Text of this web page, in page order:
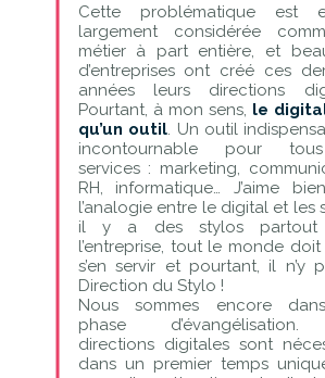
Cette problématique est
largement considérée
métier à part entière, et
d’entreprises ont créé ces
années leurs directions
Pourtant, à mon sens, le
qu’un outil. Un outil
incontournable pour
services : marketing,
RH, informatique… J’aime
l’analogie entre le digital et les
il y a des stylos partout
l’entreprise, tout le monde doit
s’en servir et pourtant, il n’y
Direction du Stylo !
Nous sommes encore
phase
directions digitales sont
dans un premier temps